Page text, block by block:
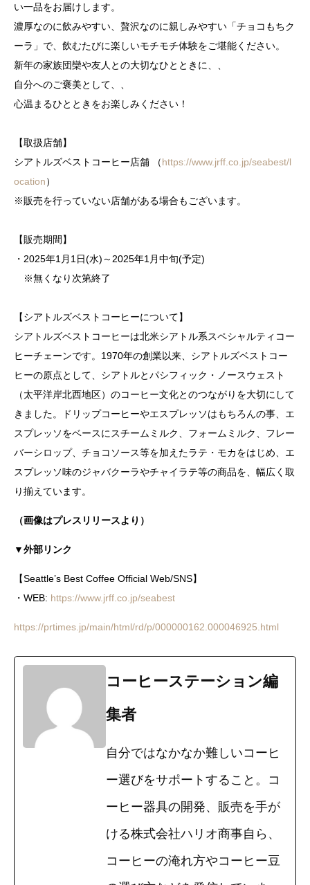
い一品をお届けします。
濃厚なのに飲みやすい、贅沢なのに親しみやすい「チョコもちク
ーラ」で、飲むたびに楽しいモチモチ体験をご堪能ください。
新年の家族団欒や友人との大切なひとときに、、
自分へのご褒美として、、
心温まるひとときをお楽しみください！
【取扱店舗】
シアトルズベストコーヒー店舗 （https://www.jrff.co.jp/seabest/l
ocation）
※販売を行っていない店舗がある場合もございます。
【販売期間】
・2025年1月1日(水)～2025年1月中旬(予定)
※無くなり次第終了
【シアトルズベストコーヒーについて】
シアトルズベストコーヒーは北米シアトル系スペシャルティコー
ヒーチェーンです。1970年の創業以来、シアトルズベストコー
ヒーの原点として、シアトルとパシフィック・ノースウェスト
（太平洋岸北西地区）のコーヒー文化とのつながりを大切にして
きました。ドリップコーヒーやエスプレッソはもちろんの事、エ
スプレッソをベースにスチームミルク、フォームミルク、フレー
バーシロップ、チョコソース等を加えたラテ・モカをはじめ、エ
スプレッソ味のジャバクーラやチャイラテ等の商品を、幅広く取
り揃えています。
（画像はプレスリリースより）
▼外部リンク
【Seattle’s Best Coffee Official Web/SNS】
・WEB: https://www.jrff.co.jp/seabest
https://prtimes.jp/main/html/rd/p/000000162.000046925.html
コーヒーステーション編
集者
自分ではなかなか難しいコーヒ
ー選びをサポートすること。コ
ーヒー器具の開発、販売を手が
ける株式会社ハリオ商事自ら、
コーヒーの淹れ方やコーヒー豆